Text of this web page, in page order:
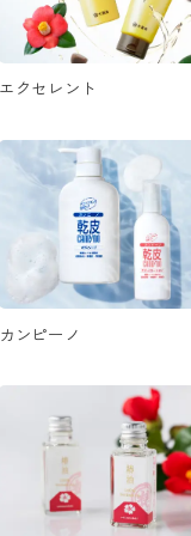
エクセレント
カンピーノ